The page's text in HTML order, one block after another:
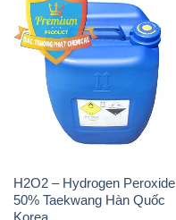
H2O2 – Hydrogen Peroxide
50% Taekwang Hàn Quốc
Korea